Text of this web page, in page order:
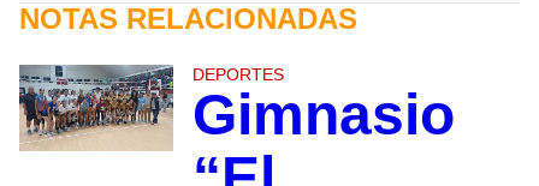
NOTAS RELACIONADAS
DEPORTES
Gimnasio